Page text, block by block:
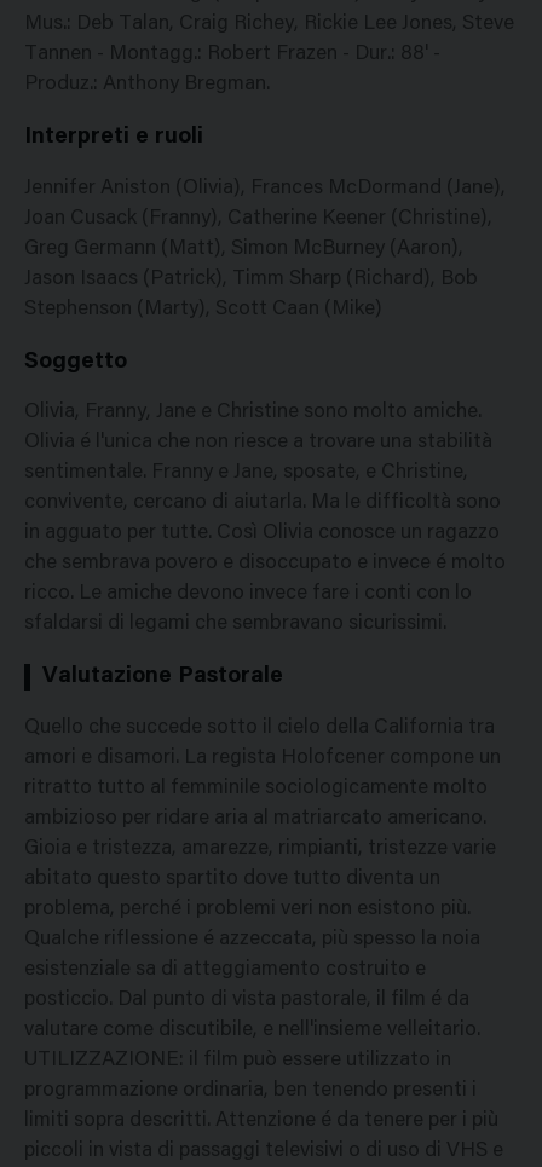
Mus.: Deb Talan, Craig Richey, Rickie Lee Jones, Steve
Tannen - Montagg.: Robert Frazen - Dur.: 88' -
Produz.: Anthony Bregman.
Interpreti e ruoli
Jennifer Aniston (Olivia), Frances McDormand (Jane),
Joan Cusack (Franny), Catherine Keener (Christine),
Greg Germann (Matt), Simon McBurney (Aaron),
Jason Isaacs (Patrick), Timm Sharp (Richard), Bob
Stephenson (Marty), Scott Caan (Mike)
Soggetto
Olivia, Franny, Jane e Christine sono molto amiche.
Olivia é l'unica che non riesce a trovare una stabilità
sentimentale. Franny e Jane, sposate, e Christine,
convivente, cercano di aiutarla. Ma le difficoltà sono
in agguato per tutte. Così Olivia conosce un ragazzo
che sembrava povero e disoccupato e invece é molto
ricco. Le amiche devono invece fare i conti con lo
sfaldarsi di legami che sembravano sicurissimi.
Valutazione Pastorale
Quello che succede sotto il cielo della California tra
amori e disamori. La regista Holofcener compone un
ritratto tutto al femminile sociologicamente molto
ambizioso per ridare aria al matriarcato americano.
Gioia e tristezza, amarezze, rimpianti, tristezze varie
abitato questo spartito dove tutto diventa un
problema, perché i problemi veri non esistono più.
Qualche riflessione é azzeccata, più spesso la noia
esistenziale sa di atteggiamento costruito e
posticcio. Dal punto di vista pastorale, il film é da
valutare come discutibile, e nell'insieme velleitario.
UTILIZZAZIONE: il film può essere utilizzato in
programmazione ordinaria, ben tenendo presenti i
limiti sopra descritti. Attenzione é da tenere per i più
piccoli in vista di passaggi televisivi o di uso di VHS e